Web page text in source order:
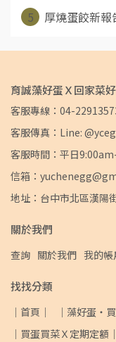
5
厚燒蛋餃新報
育誠藻好蛋Ｘ回家菜
客服專線：04-
客服傳真：Line:
客服時間：平日
信箱：
地址：台中市北區漢陽
關於我們
查詢 關於我們 我的帳
找找分類
｜首頁｜ ｜藻好蛋・
｜買蛋買菜Ｘ定期定額｜